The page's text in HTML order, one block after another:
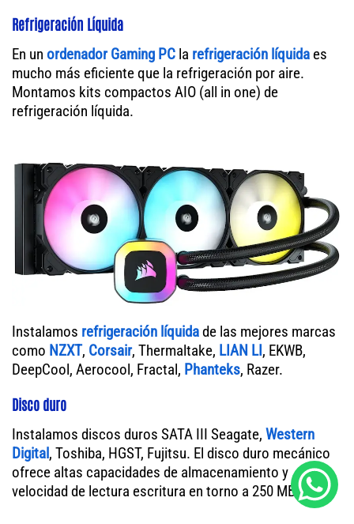
Refrigeración Líquida
En un ordenador Gaming PC la refrigeración líquida es
mucho más eficiente que la refrigeración por aire.
Montamos kits compactos AIO (all in one) de
refrigeración líquida.
Instalamos refrigeración líquidade las mejores marcas
como NZXT, Corsair, Thermaltake, LIAN LI, EKWB,
DeepCool, Aerocool, Fractal, Phanteks, Razer.
Disco duro
Instalamos discos duros SATA III Seagate, Western
Digital, Toshiba, HGST, Fujitsu. El disco duro mecánico
ofrece altas capacidades de almacenamiento y
velocidad de lectura escritura en torno a 250 MB/s.